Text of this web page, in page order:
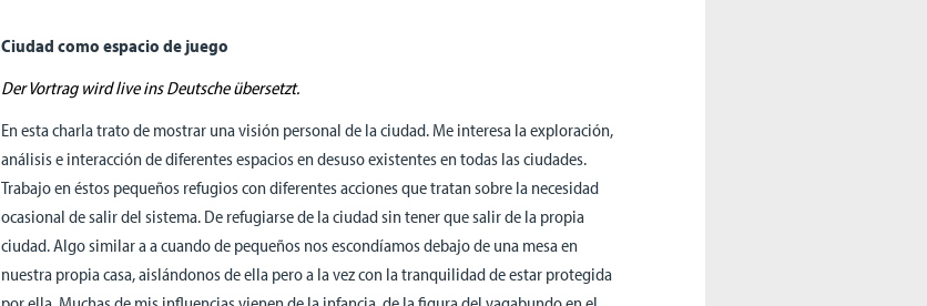
Ciudad como espacio de juego
Der Vortrag wird live ins Deutsche übersetzt.
En esta charla trato de mostrar una visión personal de la ciudad. Me interesa la exploración,
análisis e interacción de diferentes espacios en desuso existentes en todas las ciudades.
Trabajo en éstos pequeños refugios con diferentes acciones que tratan sobre la necesidad
ocasional de salir del sistema. De refugiarse de la ciudad sin tener que salir de la propia
ciudad. Algo similar a a cuando de pequeños nos escondíamos debajo de una mesa en
nuestra propia casa, aislándonos de ella pero a la vez con la tranquilidad de estar protegida